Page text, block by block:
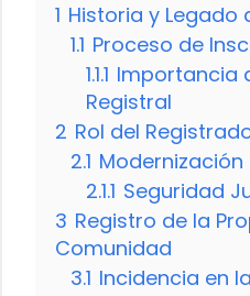
1 Historia y Legado
1.1 Proceso de
1.1.1 Importancia
Registral
2 Rol del
2.1
2.1.1 Seguridad
3 Registro de la
Comunidad
3.1 Incidencia en